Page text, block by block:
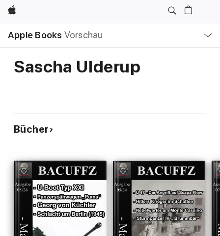
Apple
Apple Books Vorschau
Navigation
Menü
öffnen
Sascha Ulderup
Bücher